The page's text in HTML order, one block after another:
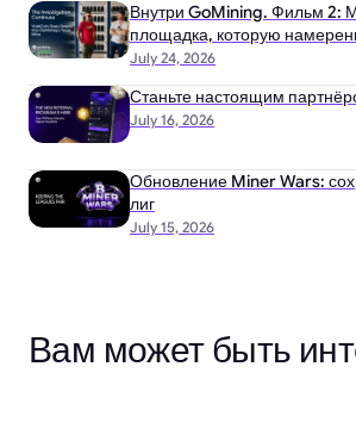
July 24, 2026
Внутри GoMining. Фильм 2:
площадка, которую
July 16, 2026
Станьте настоящим
July 15, 2026
Обновление Miner Wars:
лиг
Вам может быть